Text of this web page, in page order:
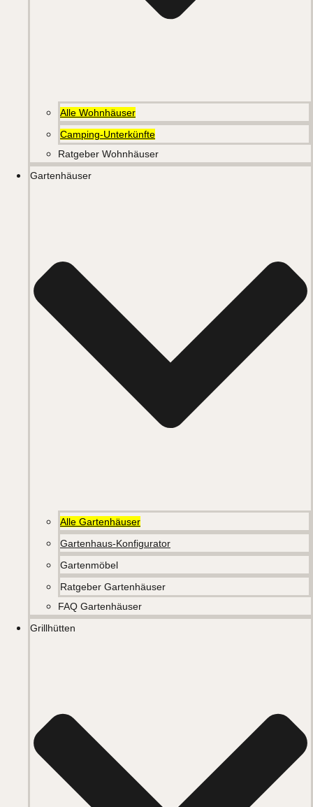
Alle Wohnhäuser
Camping-Unterkünfte
Ratgeber Wohnhäuser
Gartenhäuser
Alle Gartenhäuser
Gartenhaus-Konfigurator
Gartenmöbel
Ratgeber Gartenhäuser
FAQ Gartenhäuser
Grillhütten